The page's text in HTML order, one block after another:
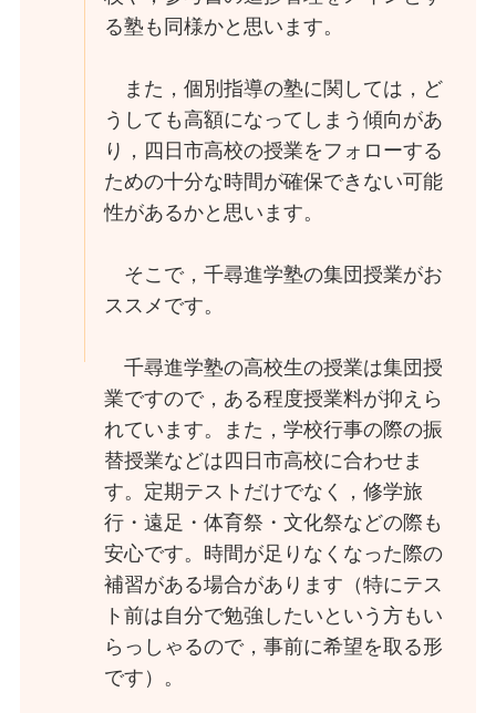
る塾も同様かと思います。
また，個別指導の塾に関しては，ど
うしても高額になってしまう傾向があ
り，四日市高校の授業をフォローする
ための十分な時間が確保できない可能
性があるかと思います。
そこで，千尋進学塾の集団授業がお
ススメです。
千尋進学塾の高校生の授業は集団授
業ですので，ある程度授業料が抑えら
れています。また，学校行事の際の振
替授業などは四日市高校に合わせま
す。定期テストだけでなく，修学旅
行・遠足・体育祭・文化祭などの際も
安心です。時間が足りなくなった際の
補習がある場合があります（特にテス
ト前は自分で勉強したいという方もい
らっしゃるので，事前に希望を取る形
です）。